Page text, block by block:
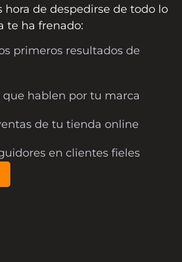
hora de despedirse de todo lo
te ha frenado:
primeros resultados de
que hablen por tu marca
de tu tienda online
en clientes fieles